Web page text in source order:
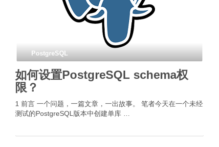
PostgreSQL
如何设置PostgreSQL schema权
限？
1 前言 一个问题，一篇文章，一出故事。 笔者今天在一个未经
测试的PostgreSQL版本中创建单库 …